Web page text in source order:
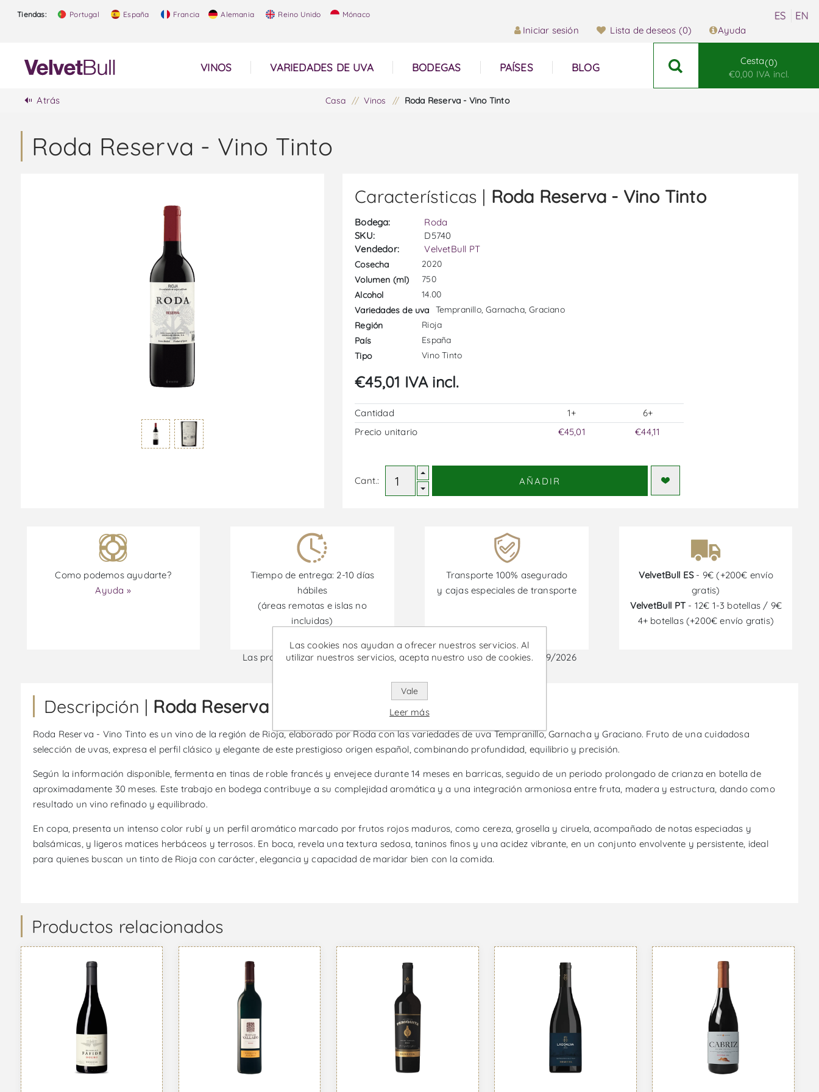
Tiendas: Portugal España Francia Alemania Reino Unido Mónaco
Iniciar sesión Lista de deseos (0) Ayuda
VINOS VARIEDADES DE UVA BODEGAS PAÍSES BLOG
Cesta 0
€0,00 IVA incl.
Atrás Casa / Vinos / Roda Reserva - Vino Tinto
Roda Reserva - Vino Tinto
Características | Roda Reserva - Vino Tinto
Bodega:
Roda
SKU:
D5740
Vendedor:
VelvetBull PT
Cosecha
2020
Volumen (ml)
750
Alcohol
14.00
Variedades de uva
Tempranillo, Garnacha, Graciano
Región
Rioja
País
España
Tipo
Vino Tinto
€45,01 IVA incl.
Cantidad 1+
6+
Precio unitario
€45,01 €44,11
Cant.: AÑADIR
Como podemos ayudarte?
Ayuda »
Tiempo de entrega: 2-10 días
hábiles
(áreas remotas e islas no
incluidas)
Transporte 100% asegurado
y cajas especiales de transporte
VelvetBull ES- 9€ (+200€ envío
gratis)
VelvetBull PT - 12€ 1-3 botellas / 9€
4+ botellas (+200€ envío gratis)
Las promociones están disponibles desde el 30/06/2026 hasta el 30/09/2026
Descripción | Roda Reserva - Vino Tinto
Roda Reserva - Vino Tinto es un vino de la región de Rioja, elaborado por Roda con las variedades de uva Tempranillo, Garnacha y Graciano. Fruto de una cuidadosa
selección de uvas, expresa el perfil clásico y elegante de este prestigioso origen español, combinando profundidad, equilibrio y precisión.
Según la información disponible, fermenta en tinas de roble francés y envejece durante 14 meses en barricas, seguido de un periodo prolongado de crianza en botella de
aproximadamente 30 meses. Este trabajo en bodega contribuye a su complejidad aromática y a una integración armoniosa entre fruta, madera y estructura, dando como
resultado un vino refinado y equilibrado.
En copa, presenta un intenso color rubí y un perfil aromático marcado por frutos rojos maduros, como cereza, grosella y ciruela, acompañado de notas especiadas y
balsámicas, y ligeros matices herbáceos y terrosos. En boca, revela una textura sedosa, taninos finos y una acidez vibrante, en un conjunto envolvente y persistente, ideal
para quienes buscan un tinto de Rioja con carácter, elegancia y capacidad de maridar bien con la comida.
Productos relacionados
Las cookies nos ayudan a ofrecer nuestros servicios. Al
utilizar nuestros servicios, acepta nuestro uso de cookies.
Vale
Leer más